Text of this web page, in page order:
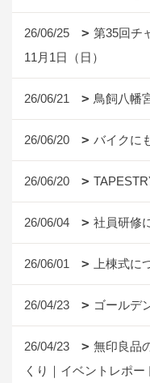
26/06/25
第35回チ
11月1日（日）
26/06/21 鳥飼八幡
26/06/20 バイクに
26/06/20
26/06/04 社員研修
26/06/01 上棟式
26/04/23 ゴールデ
26/04/23
無印良品
くり｜イベントレポ